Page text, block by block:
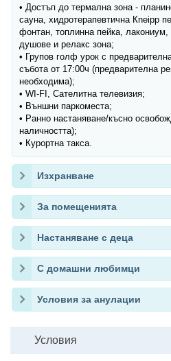
• Достъп до термална зона -
сауна, хидротерапевтична Кneipp
фонтан, топлинна пейка,
душове и релакс зона;
• Групов голф урок с
събота от 17:00ч (предварителна
необходима);
• WI-FI, Сателитна телевизия;
• Външни паркоместа;
• Ранно настаняване/късно
наличността);
• Курортна такса.
Изхранване
За помещенията
Настаняване с деца
С домашни любимци
Условия за анулации
Условия